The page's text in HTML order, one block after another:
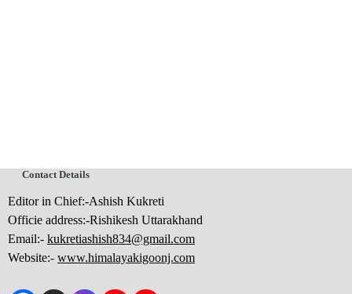
Contact Details
Editor in Chief:-Ashish Kukreti
Officie address:-Rishikesh Uttarakhand
Email:- kukretiashish834@gmail.com
Website:- www.himalayakigoonj.com